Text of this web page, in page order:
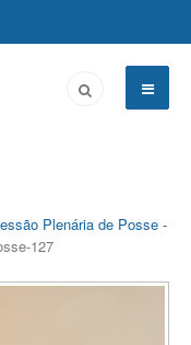
Plenária de Posse -
127